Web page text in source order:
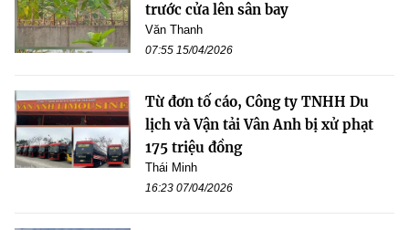
trước cửa lên sân bay
Văn Thanh
07:55 15/04/2026
Từ đơn tố cáo, Công ty TNHH Du
lịch và Vận tải Vân Anh bị xử phạt
175 triệu đồng
Thái Minh
16:23 07/04/2026